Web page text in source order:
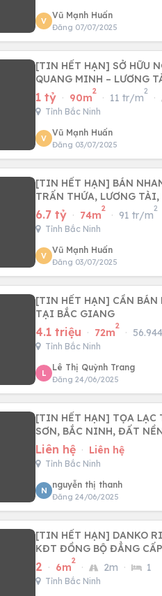
V
Vũ Mạnh Huấn
Đăng 07/07/2025
[TIN HẾT HẠN] SỞ HỮU
QUANG MINH – LƯƠNG
1 tỷ · 90m
2
· 11 tr/m
2
·
Tỉnh Bắc Ninh
V
Vũ Mạnh Huấn
Đăng 03/07/2025
[TIN HẾT HẠN] BÁN
TRẤN THỨA, LƯƠNG
6.7 tỷ · 74m
2
· 91 tr/m
2
Tỉnh Bắc Ninh
V
Vũ Mạnh Huấn
Đăng 03/07/2025
[TIN HẾT HẠN] CẦN
TẠI BẮC GIANG
4.1 triệu · 72m
2
·
Tỉnh Bắc Ninh
L
Lê Thị Quỳnh Trang
Đăng 24/06/2025
[TIN HẾT HẠN] TỌA LẠC
SƠN, BẮC NINH, ĐẤT
Liên hệ · Liên hệ
Tỉnh Bắc Ninh
N
nguyễn thị thanh
Đăng 24/06/2025
[TIN HẾT HẠN] DANKO
KĐT ĐỒNG BỘ ĐẲNG
2 · 6m
2
· 2m · 1
Tỉnh Bắc Ninh